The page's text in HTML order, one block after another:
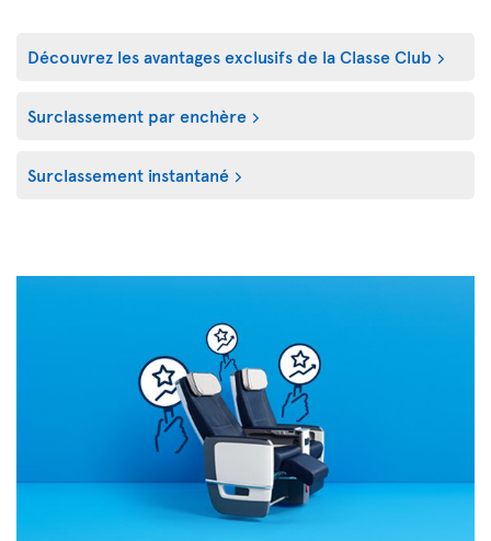
Découvrez les avantages exclusifs de la Classe Club
Surclassement par enchère
Surclassement instantané